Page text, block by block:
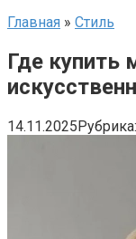
Главная » Стиль
Где купить
14.11.2025Рубрика: